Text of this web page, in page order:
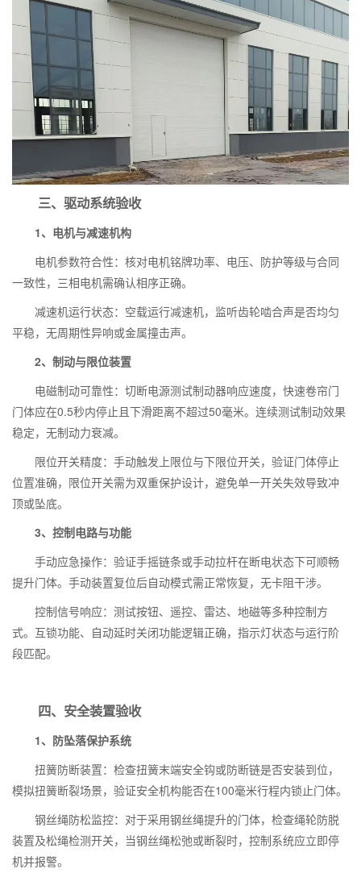
三、驱动系统验收
1、电机与减速机构
电机参数符合性：核对电机铭牌功率、电压、防护等级与合同
一致性，三相电机需确认相序正确。
减速机运行状态：空载运行减速机，监听齿轮啮合声是否均匀
平稳，无周期性异响或金属撞击声。
2、制动与限位装置
电磁制动可靠性：切断电源测试制动器响应速度，快速卷帘门
门体应在0.5秒内停止且下滑距离不超过50毫米。连续测试制动效果
稳定，无制动力衰减。
限位开关精度：手动触发上限位与下限位开关，验证门体停止
位置准确，限位开关需为双重保护设计，避免单一开关失效导致冲
顶或坠底。
3、控制电路与功能
手动应急操作：验证手摇链条或手动拉杆在断电状态下可顺畅
提升门体。手动装置复位后自动模式需正常恢复，无卡阻干涉。
控制信号响应：测试按钮、遥控、雷达、地磁等多种控制方
式。互锁功能、自动延时关闭功能逻辑正确，指示灯状态与运行阶
段匹配。
四、安全装置验收
1、防坠落保护系统
扭簧防断装置：检查扭簧末端安全钩或防断链是否安装到位，
模拟扭簧断裂场景，验证安全机构能否在100毫米行程内锁止门体。
钢丝绳防松监控：对于采用钢丝绳提升的门体，检查绳轮防脱
装置及松绳检测开关，当钢丝绳松弛或断裂时，控制系统应立即停
机并报警。